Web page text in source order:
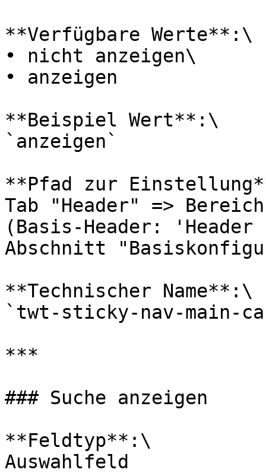
**Verfügbare Werte**:\
• nicht anzeigen\
• anzeigen
**Beispiel Wert**:\
`anzeigen`
**Pfad zur
Tab "Header" =>
(Basis-Header:
Abschnitt
**Technischer Name**:\
`twt-sticky-nav-main-
***
### Suche anzeigen
**Feldtyp**:\
Auswahlfeld